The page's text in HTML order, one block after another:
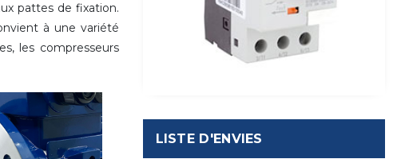
pattes de fixation.
à une variété
les compresseurs
LISTE D'ENVIES